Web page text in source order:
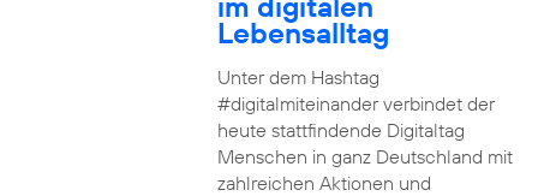
Lebensalltag
Unter dem Hashtag
#digitalmiteinander verbindet der
heute stattfindende Digitaltag
Menschen in ganz Deutschland mit
zahlreichen Aktionen und